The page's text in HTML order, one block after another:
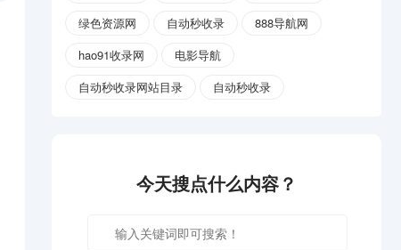
绿色资源网
自动秒收录
888导航网
hao91收录网
电影导航
自动秒收录网站目录
自动秒收录
今天搜点什么内容？